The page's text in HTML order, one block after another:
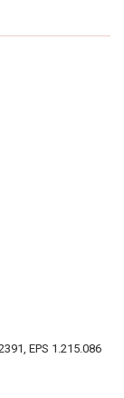
EPS 1.215.086